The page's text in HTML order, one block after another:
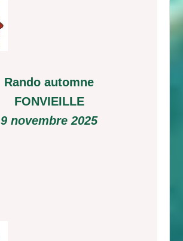
Rando automne
FONVIEILLE
9 novembre 2025